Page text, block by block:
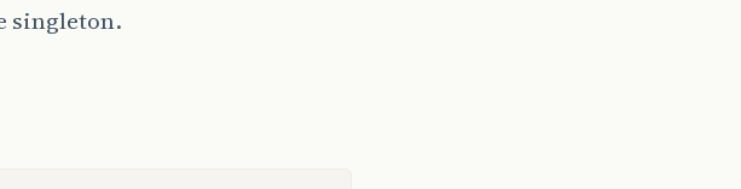
singleton.